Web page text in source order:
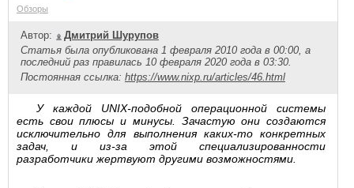
Обзоры
Автор:
Дмитрий Шурупов
Статья была опубликована 1 февраля 2010 года в 00:00, а
последний раз правилась 10 февраля 2020 года в 03:30.
Постоянная ссылка: https://www.nixp.ru/articles/46.html
У каждой UNIX-подобной операционной системы
есть свои плюсы и минусы. Зачастую они создаются
исключительно для выполнения каких-то конкретных
задач, и из-за этой специализированности
разработчики жертвуют другими возможностями.